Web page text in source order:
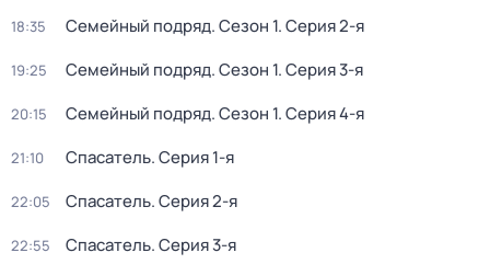
18:35 Семейный подряд. Сезон 1. Серия 2-я
19:25 Семейный подряд. Сезон 1. Серия 3-я
20:15 Семейный подряд. Сезон 1. Серия 4-я
21:10 Спасатель. Серия 1-я
22:05 Спасатель. Серия 2-я
22:55 Спасатель. Серия 3-я